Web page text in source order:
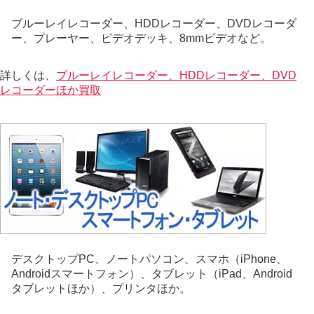
ブルーレイレコーダー、HDDレコーダー、DVDレコーダ
ー、プレーヤー、ビデオデッキ、8mmビデオなど。
詳しくは、 ブルーレイレコーダー、HDDレコーダー、DVD
レコーダーほか買取
デスクトップPC、ノートパソコン、スマホ（iPhone、
Androidスマートフォン）、タブレット（iPad、Android
タブレットほか）、プリンタほか。